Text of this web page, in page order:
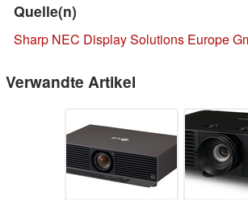
Quelle(n)
Sharp NEC Display Solutions Europe
Verwandte Artikel